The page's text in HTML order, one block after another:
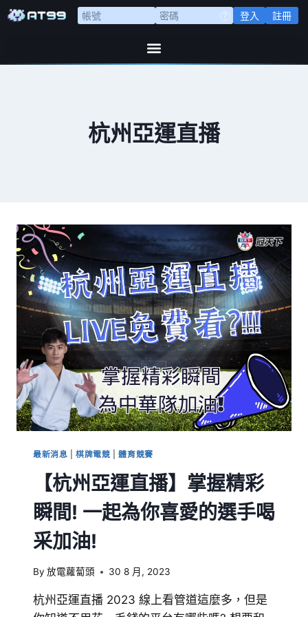
登入 註冊
杭州亞運直播
最新消息 |棋牌電競 |體育競賽
【杭州亞運直播】掌握精彩
瞬間! 一起為你喜愛的選手喝
采加油!
By 放電蘿蔔頭 30 8 月, 2023
杭州亞運直播 2023 線上看管道這麼多，但是